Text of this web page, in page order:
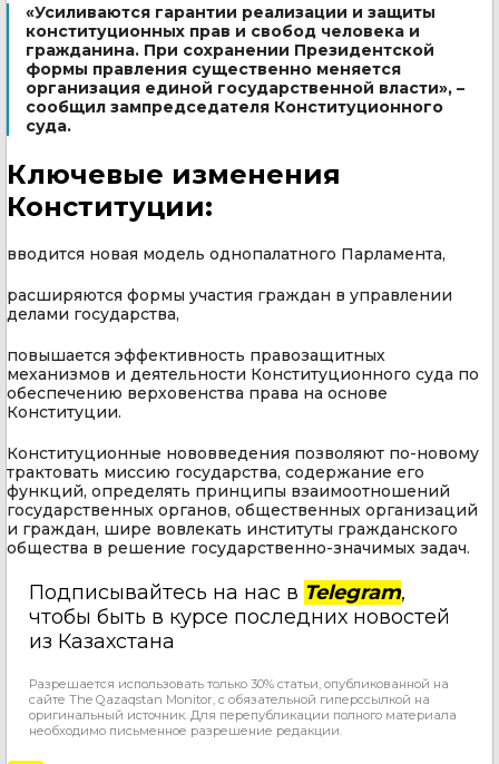
«Усиливаются гарантии реализации и защиты
конституционных прав и свобод человека и
гражданина. При сохранении Президентской
формы правления существенно меняется
организация единой государственной власти», –
сообщил зампредседателя Конституционного
суда.
Ключевые изменения
Конституции:
вводится новая модель однопалатного Парламента,
расширяются формы участия граждан в управлении
делами государства,
повышается эффективность правозащитных
механизмов и деятельности Конституционного суда по
обеспечению верховенства права на основе
Конституции.
Конституционные нововведения позволяют по-новому
трактовать миссию государства, содержание его
функций, определять принципы взаимоотношений
государственных органов, общественных организаций
и граждан, шире вовлекать институты гражданского
общества в решение государственно-значимых задач.
Подписывайтесь на нас в Telegram,
чтобы быть в курсе последних новостей
из Казахстана
Разрешается использовать только 30% статьи, опубликованной на
сайте The Qazaqstan Monitor, с обязательной гиперссылкой на
оригинальный источник. Для перепубликации полного материала
необходимо письменное разрешение редакции.